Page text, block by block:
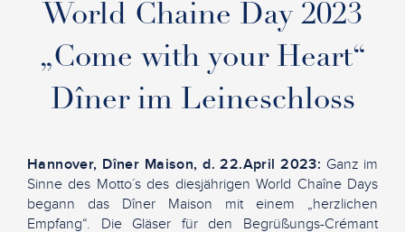
World Chaine Day 2023
„Come with your Heart“
Dîner im Leineschloss
Hannover, Dîner Maison, d. 22.April 2023: Ganz im
Sinne des Motto´s des diesjährigen World Chaîne Days
begann das Dîner Maison mit einem „herzlichen
Empfang“. Die Gläser für den Begrüßungs-Crémant